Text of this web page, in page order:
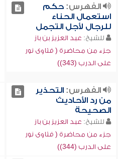
الفهرس:حكم
استعمال الحناء
للرجال لأجل التجمل
للشيخ: عبد العزيز بن باز
جزء من محاضرة ( فتاوى نور
على الدرب (343))
الفهرس:التحذير
من رد الأحاديث
الصحيحة
للشيخ: عبد العزيز بن باز
جزء من محاضرة ( فتاوى نور
على الدرب (344))